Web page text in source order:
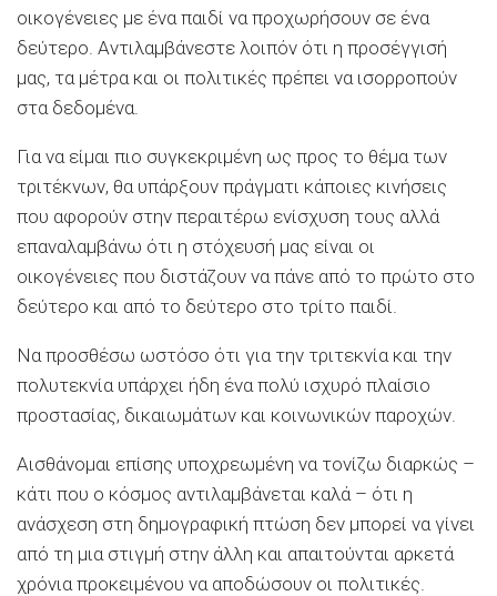
οικογένειες με ένα παιδί να προχωρήσουν σε ένα
δεύτερο. Αντιλαμβάνεστε λοιπόν ότι η προσέγγισή
μας, τα μέτρα και οι πολιτικές πρέπει να ισορροπούν
στα δεδομένα.
Για να είμαι πιο συγκεκριμένη ως προς το θέμα των
τριτέκνων, θα υπάρξουν πράγματι κάποιες κινήσεις
που αφορούν στην περαιτέρω ενίσχυση τους αλλά
επαναλαμβάνω ότι η στόχευσή μας είναι οι
οικογένειες που διστάζουν να πάνε από το πρώτο στο
δεύτερο και από το δεύτερο στο τρίτο παιδί.
Να προσθέσω ωστόσο ότι για την τριτεκνία και την
πολυτεκνία υπάρχει ήδη ένα πολύ ισχυρό πλαίσιο
προστασίας, δικαιωμάτων και κοινωνικών παροχών.
Αισθάνομαι επίσης υποχρεωμένη να τονίζω διαρκώς –
κάτι που ο κόσμος αντιλαμβάνεται καλά – ότι η
ανάσχεση στη δημογραφική πτώση δεν μπορεί να γίνει
από τη μια στιγμή στην άλλη και απαιτούνται αρκετά
χρόνια προκειμένου να αποδώσουν οι πολιτικές.